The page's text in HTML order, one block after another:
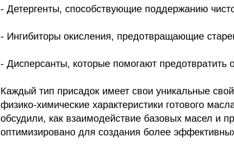
- Детергенты, способствующие поддержанию
- Ингибиторы окисления, предотвращающие
- Дисперсанты, которые помогают предотвратить
Каждый тип присадок имеет свои уникальные
физико-химические характеристики готового
обсудили, как взаимодействие базовых масел и
оптимизировано для создания более